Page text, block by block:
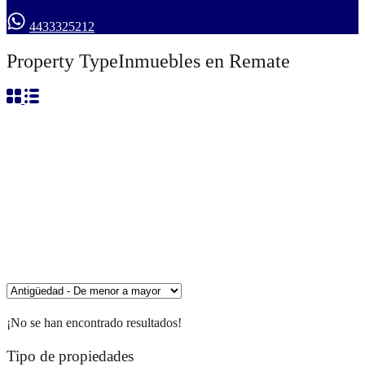
4433325212
Property TypeInmuebles en Remate
¡No se han encontrado resultados!
Tipo de propiedades